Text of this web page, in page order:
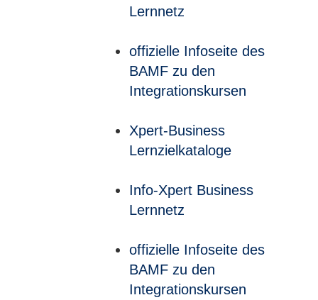
Lernnetz
offizielle Infoseite des
BAMF zu den
Integrationskursen
Xpert-Business
Lernzielkataloge
Info-Xpert Business
Lernnetz
offizielle Infoseite des
BAMF zu den
Integrationskursen